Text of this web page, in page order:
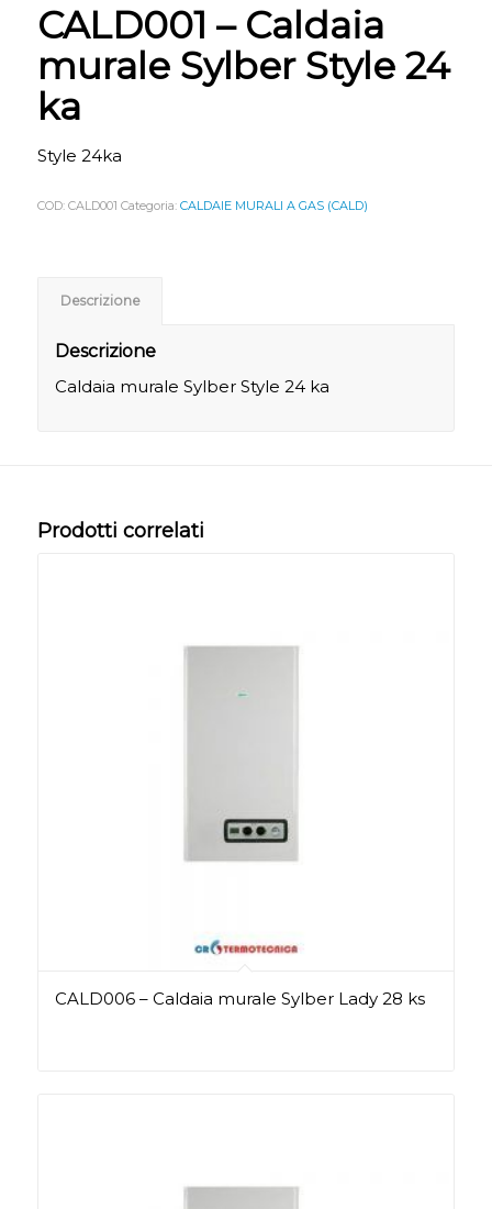
CALD001 – Caldaia
murale Sylber Style 24
ka
Style 24ka
COD: CALD001 Categoria: CALDAIE MURALI A GAS (CALD)
Descrizione
Descrizione
Caldaia murale Sylber Style 24 ka
Prodotti correlati
CALD006 – Caldaia murale Sylber Lady 28 ks